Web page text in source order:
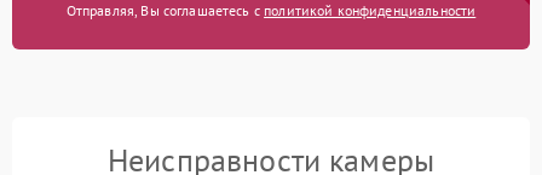
Отправляя, Вы соглашаетесь с политикой конфиденциальности
Неисправности камеры